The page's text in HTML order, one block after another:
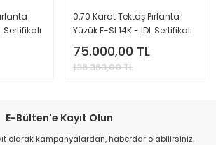
Sertifikalı
0,70 Karat Tektaş Pırlanta
Yüzük F-SI 14K - IDL Sertifikalı
75.000,00 TL
136.363,00 TL
E-Bülten'e Kayıt Olun
olarak kampanyalardan, haberdar olabilirsiniz.